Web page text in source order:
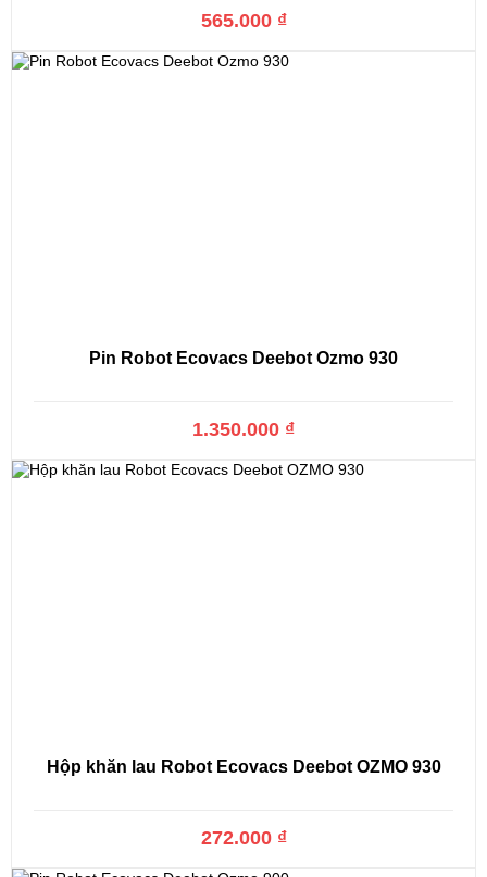
565.000 ₫
Pin Robot Ecovacs Deebot Ozmo 930
1.350.000 ₫
Hộp khăn lau Robot Ecovacs Deebot OZMO 930
272.000 ₫